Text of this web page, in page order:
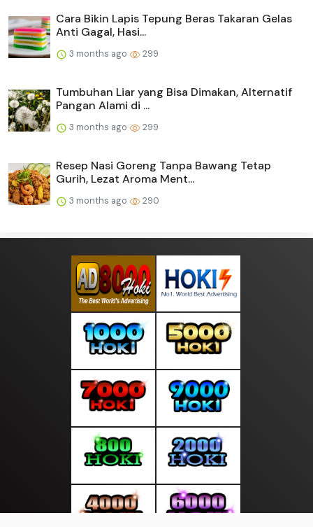
Cara Bikin Lapis Tepung Beras Takaran Gelas
Anti Gagal, Hasi...
3 months ago 299
Tumbuhan Liar yang Bisa Dimakan, Alternatif
Pangan Alami di ...
3 months ago 299
Resep Nasi Goreng Tanpa Bawang Tetap
Gurih, Lezat Aroma Ment...
3 months ago 290